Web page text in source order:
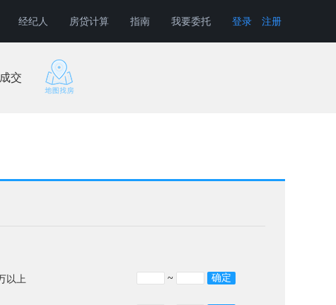
登录 注册
经纪人 房贷计算 指南 我要委托
成交
以上 ~